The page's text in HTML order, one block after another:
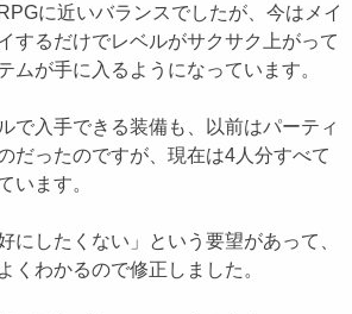
に近いバランスでしたが、今はメイ
するだけでレベルがサクサク上がって
ムが手に入るようになっています。
で入手できる装備も、以前はパーティ
だったのですが、現在は4人分すべて
います。
にしたくない」という要望があって、
くわかるので修正しました。